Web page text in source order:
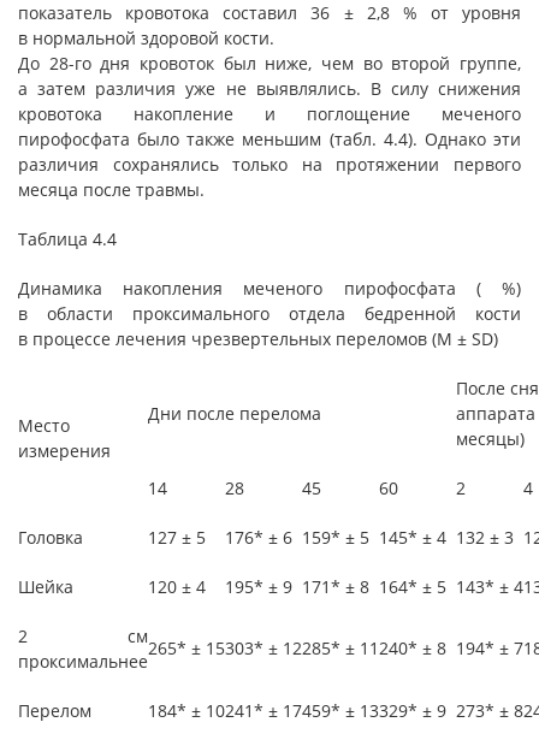
показатель кровотока составил 36 ± 2,8 % от уровня
в нормальной здоровой кости.
До 28-го дня кровоток был ниже, чем во второй группе,
а затем различия уже не выявлялись. В силу снижения
кровотока накопление и поглощение меченого
пирофосфата было также меньшим (табл. 4.4). Однако эти
различия сохранялись только на протяжении первого
месяца после травмы.
Таблица 4.4
Динамика накопления меченого пирофосфата ( %)
в области проксимального отдела бедренной кости
в процессе лечения чрезвертельных переломов (М ± SD)
Место
измерения
Дни после перелома
После
аппарата
месяцы)
14 28 45 60 2 4
Головка 127 ± 5 176* ± 6 159* ± 5 145* ± 4 132 ± 3
Шейка 120 ± 4 195* ± 9 171* ± 8 164* ± 5 143* ± 4
2 см
проксимальнее
265* ± 15303* ± 12285* ± 11240* ± 8 194* ± 7
Перелом 184* ± 10241* ± 17459* ± 13329* ± 9 273* ± 8